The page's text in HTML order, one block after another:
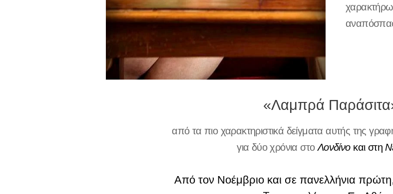
«Λαμπρά
από τα πιο χαρακτηριστικά δείγματα αυτής της
για δύο χρόνια στο Λονδίνοκαι στη
Από τον Νοέμβριο και σε πανελλήνια